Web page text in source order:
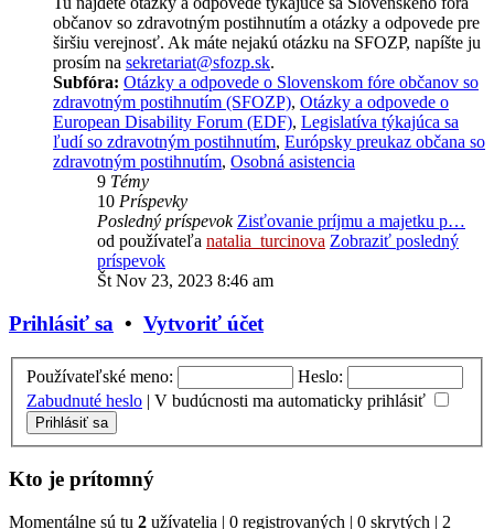
občanov so zdravotným postihnutím a otázky a odpovede pre
širšiu verejnosť. Ak máte nejakú otázku na SFOZP, napíšte ju
prosím na sekretariat@sfozp.sk.
Subfóra: Otázky a odpovede o Slovenskom fóre občanov so
zdravotným postihnutím (SFOZP), Otázky a odpovede o
European Disability Forum (EDF), Legislatíva týkajúca sa
ľudí so zdravotným postihnutím, Európsky preukaz občana so
zdravotným postihnutím, Osobná asistencia
9 Témy
10 Príspevky
Posledný príspevok Zisťovanie príjmu a majetku p…
od používateľa natalia_turcinova Zobraziť posledný
príspevok
Št Nov 23, 2023 8:46 am
Prihlásiť sa • Vytvoriť účet
Používateľské meno:
Heslo:
Zabudnuté heslo | V budúcnosti ma automaticky prihlásiť
Kto je prítomný
Momentálne sú tu 2 užívatelia | 0 registrovaných | 0 skrytých | 2